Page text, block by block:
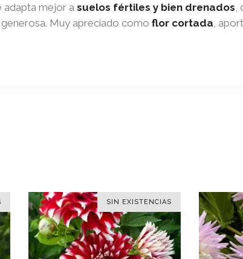
adapta mejor a suelos fértiles y bien drenados
Muy apreciado como flor cortada ,
SIN EXISTENCIAS